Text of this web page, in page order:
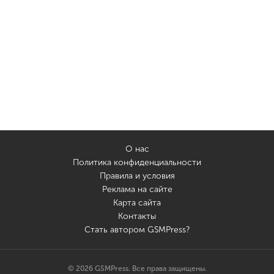
О нас
Политика конфиденциальности
Правила и условия
Реклама на сайте
Карта сайта
Контакты
Стать автором GSMPress?
© 2026 GSMPress. Все права защищены.